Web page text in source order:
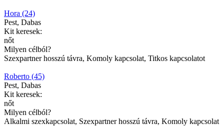
Hora (24)
Pest, Dabas
Kit keresek:
nőt
Milyen célból?
Szexpartner hosszú távra, Komoly kapcsolat, Titkos kapcsolatot
Roberto (45)
Pest, Dabas
Kit keresek:
nőt
Milyen célból?
Alkalmi szexkapcsolat, Szexpartner hosszú távra, Komoly kapcsolat